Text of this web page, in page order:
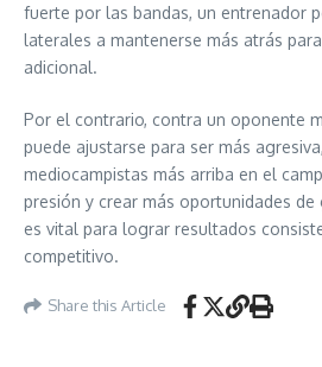
fuerte por las bandas, un entrenador
laterales a mantenerse más atrás
adicional.
Por el contrario, contra un oponente
puede ajustarse para ser más
mediocampistas más arriba en el
presión y crear más oportunidades de
es vital para lograr resultados
competitivo.
Share this Article